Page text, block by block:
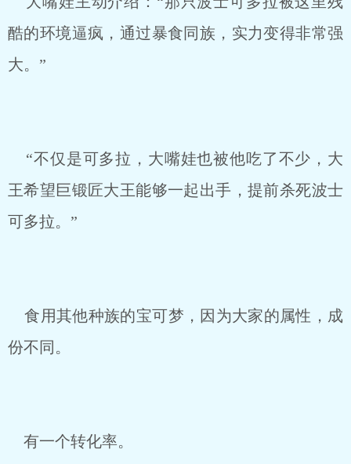
酷的环境逼疯，通过暴食同族，实力变得非常强
大。”
“不仅是可多拉，大嘴娃也被他吃了不少，大
王希望巨锻匠大王能够一起出手，提前杀死波士
可多拉。”
食用其他种族的宝可梦，因为大家的属性，成
份不同。
有一个转化率。